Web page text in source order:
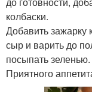
колбаски.
Добавить зажарку
сыр и варить до
посыпать зеленью.
Приятного